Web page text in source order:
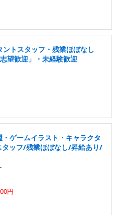
トスタッフ・残業ほぼなし
望歓迎」・未経験歓迎
・ゲームイラスト・キャラクタ
タッフ/残業ほぼなし/昇給あり/
円